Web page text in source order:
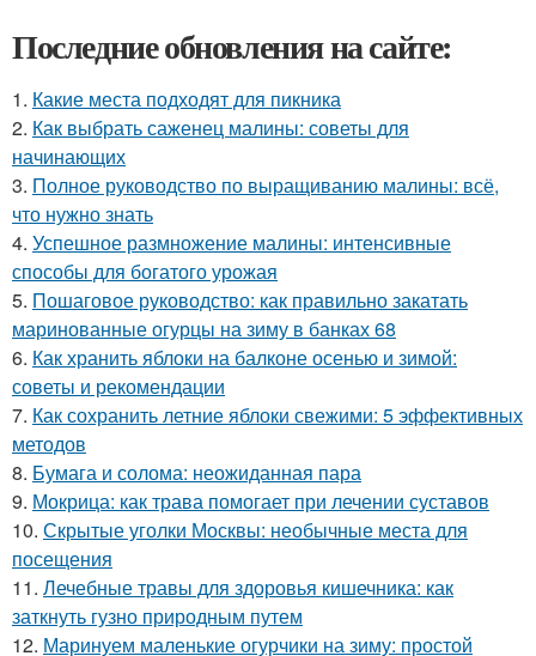
Последние обновления на сайте:
1. Какие места подходят для пикника
2. Как выбрать саженец малины: советы для
начинающих
3. Полное руководство по выращиванию малины: всё,
что нужно знать
4. Успешное размножение малины: интенсивные
способы для богатого урожая
5. Пошаговое руководство: как правильно закатать
маринованные огурцы на зиму в банках 68
6. Как хранить яблоки на балконе осенью и зимой:
советы и рекомендации
7. Как сохранить летние яблоки свежими: 5 эффективных
методов
8. Бумага и солома: неожиданная пара
9. Мокрица: как трава помогает при лечении суставов
10. Скрытые уголки Москвы: необычные места для
посещения
11. Лечебные травы для здоровья кишечника: как
заткнуть гузно природным путем
12. Маринуем маленькие огурчики на зиму: простой